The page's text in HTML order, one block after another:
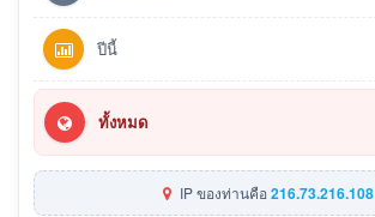
ปีนี้
ทั้งหมด
IP ของท่านคือ216.73.216.108